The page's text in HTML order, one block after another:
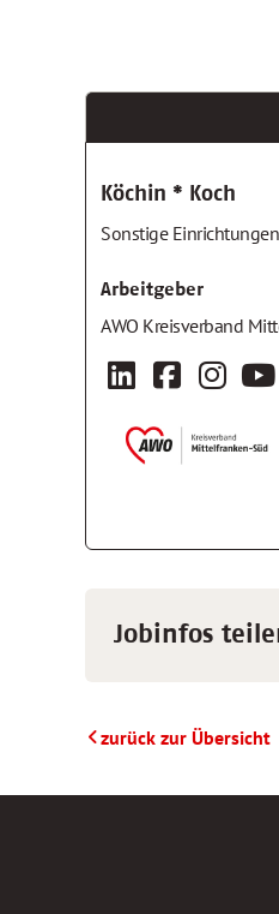
Köchin * Koch
Sonstige Einrichtungen
Arbeitgeber
AWO Kreisverband
Jobinfos
zurück zur Übersicht